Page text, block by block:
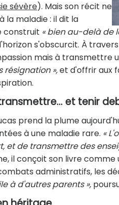
sévère). Mais son récit ne
la maladie : il dit la
construit « bien au-delà de
s'obscurcit. À
mais à transmettre
résignation »,et d'offrir aux
et tenir
prend la plume
à une maladie rare. «
et de transmettre des
il conçoit son livre comme
administratifs, les
à d'autres parents »,